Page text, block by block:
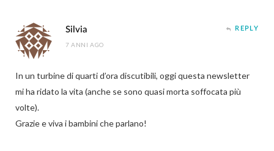
Silvia
7 ANNI AGO
REPLY
In un turbine di quarti d’ora discutibili, oggi questa newsletter
mi ha ridato la vita (anche se sono quasi morta soffocata più
volte).
Grazie e viva i bambini che parlano!